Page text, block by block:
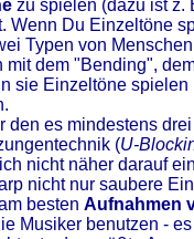
zu spielen (dazu ist z.
Wenn Du Einzeltöne
Typen von
dem "Bending",
sie Einzeltöne
den es mindestens
(U-
nicht näher darauf
nicht nur saubere
besten Aufnahmen
Musiker benutzen -